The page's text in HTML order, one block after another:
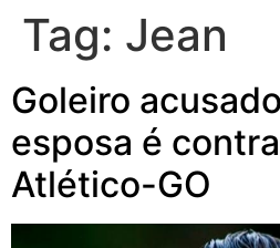
Tag: Jean
Goleiro
esposa é
Atlético-GO